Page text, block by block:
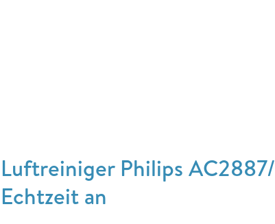
Luftreiniger Philips
Echtzeit an